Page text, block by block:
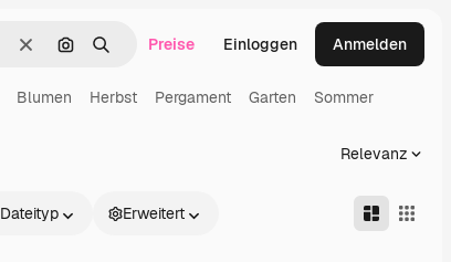
LöschenNach Bild suchen
SuchenPreise Einloggen Anmelden
Blumen Herbst Pergament Garten Sommer
Relevanz
Dateityp Erweitert